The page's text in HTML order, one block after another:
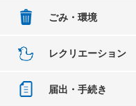
ごみ・環境
レクリエーション
届出・手続き